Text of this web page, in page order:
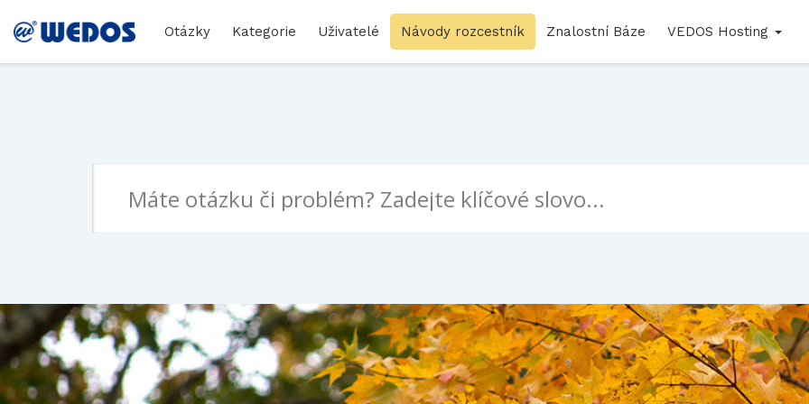
Otázky Kategorie Uživatelé Návody rozcestník Znalostní Báze VEDOS Hosting